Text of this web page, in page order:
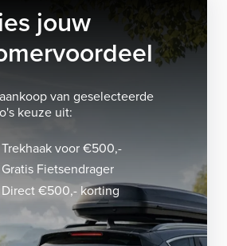
jouw
van geselecteerde
keuze uit:
Trekhaak voor €500,-
Gratis Fietsendrager
Direct €500,- korting